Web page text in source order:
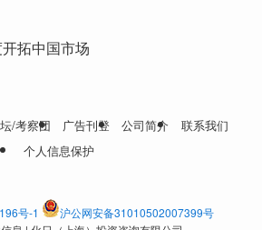
拓中国市场
/考察团 广告刊登 公司简介
联系我们
个人信息保护
号-1
沪公网安备31010502007399号